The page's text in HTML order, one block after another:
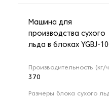
Машина для
производства сухого
льда в блоках YGBJ-
Производительность (кг/
370
Размеры блока сухого